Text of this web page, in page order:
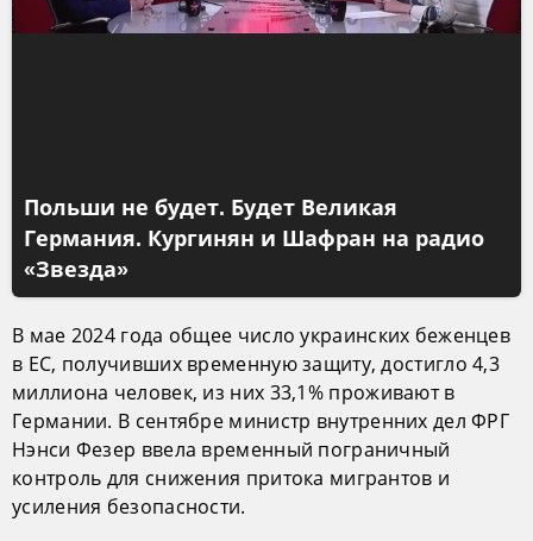
Польши не будет. Будет Великая
Германия. Кургинян и Шафран на радио
«Звезда»
В мае 2024 года общее число украинских беженцев
в ЕС, получивших временную защиту, достигло 4,3
миллиона человек, из них 33,1% проживают в
Германии. В сентябре министр внутренних дел ФРГ
Нэнси Фезер ввела временный пограничный
контроль для снижения притока мигрантов и
усиления безопасности.